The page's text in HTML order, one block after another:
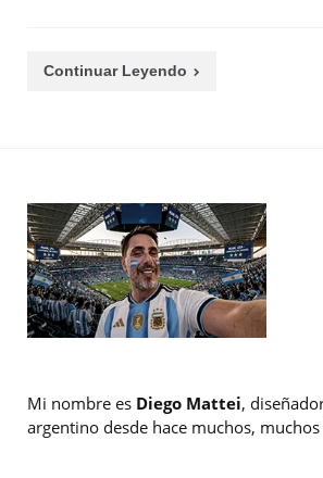
Continuar Leyendo
Mi nombre es Diego Mattei,
argentino desde hace muchos, muchos